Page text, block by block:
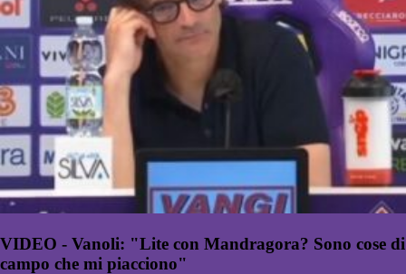
VIDEO - Vanoli: "Lite con Mandragora? Sono cose di
campo che mi piacciono"